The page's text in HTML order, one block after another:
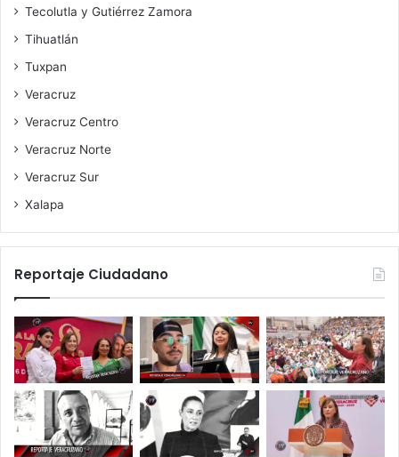
Tecolutla y Gutiérrez Zamora
Tihuatlán
Tuxpan
Veracruz
Veracruz Centro
Veracruz Norte
Veracruz Sur
Xalapa
Reportaje Ciudadano